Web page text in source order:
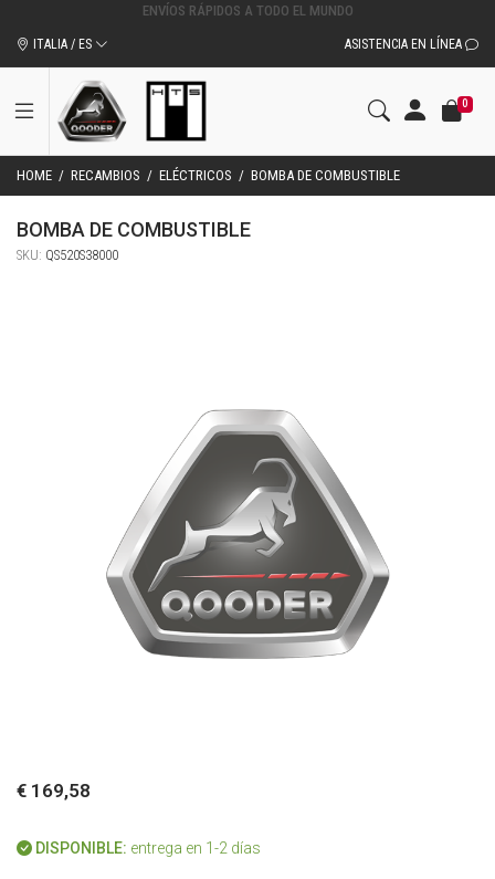
ITALIA / ES ASISTENCIA EN LÍNEA
0
HOME / RECAMBIOS / ELÉCTRICOS / BOMBA DE COMBUSTIBLE
BOMBA DE COMBUSTIBLE
SKU: QS520S38000
€ 169,58
DISPONIBLE: entrega en 1-2 días